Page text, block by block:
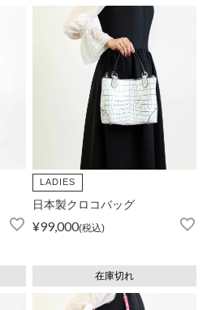
LADIES
日本製クロコバッグ
¥99,000 税込
在庫切れ